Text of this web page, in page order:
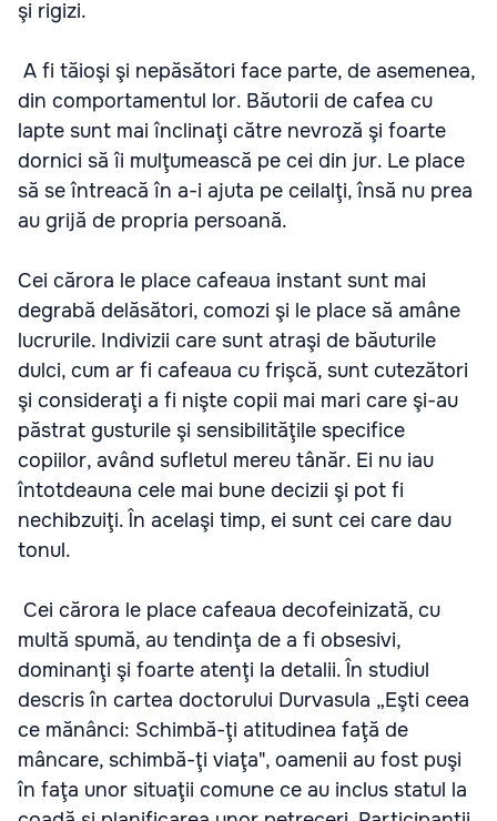
şi rigizi.
A fi tăioşi şi nepăsători face parte, de asemenea,
din comportamentul lor. Băutorii de cafea cu
lapte sunt mai înclinaţi către nevroză şi foarte
dornici să îi mulţumească pe cei din jur. Le place
să se întreacă în a-i ajuta pe ceilalţi, însă nu prea
au grijă de propria persoană.
Cei cărora le place cafeaua instant sunt mai
degrabă delăsători, comozi şi le place să amâne
lucrurile. Indivizii care sunt atraşi de băuturile
dulci, cum ar fi cafeaua cu frişcă, sunt cutezători
şi consideraţi a fi nişte copii mai mari care şi-au
păstrat gusturile şi sensibilităţile specifice
copiilor, având sufletul mereu tânăr. Ei nu iau
întotdeauna cele mai bune decizii şi pot fi
nechibzuiţi. În acelaşi timp, ei sunt cei care dau
tonul.
Cei cărora le place cafeaua decofeinizată, cu
multă spumă, au tendinţa de a fi obsesivi,
dominanţi şi foarte atenţi la detalii. În studiul
descris în cartea doctorului Durvasula „Eşti ceea
ce mănânci: Schimbă-ţi atitudinea faţă de
mâncare, schimbă-ţi viaţa", oamenii au fost puşi
în faţa unor situaţii comune ce au inclus statul la